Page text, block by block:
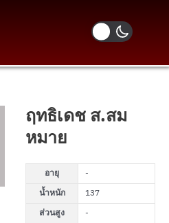
ฤทธิเดช ส.สม
หมาย
อายุ
-
น้ำหนัก
137
ส่วนสูง
-